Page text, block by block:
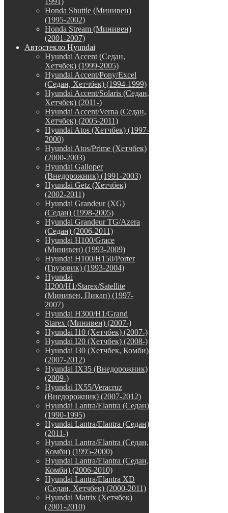
Honda Shuttle (Минивен)
(1995-2002)
Honda Stream (Минивен)
(2001-2007)
Автостекло Hyundai
Hyundai Accent (Седан,
Хетчбек) (1999-2005)
Hyundai Accent/Pony/Excel
(Седан, Хетчбек) (1994-1999)
Hyundai Accent/Solaris (Седан,
Хетчбек) (2011-)
Hyundai Accent/Verna (Седан,
Хетчбек) (2005-2011)
Hyundai Atos (Хетчбек) (1997-
2000)
Hyundai Atos/Prime (Хетчбек)
(2000-2003)
Hyundai Galloper
(Внедорожник) (1991-2003)
Hyundai Getz (Хетчбек)
(2002-2011)
Hyundai Grandeur (XG)
(Седан) (1998-2005)
Hyundai Grandeur TG/Azera
(Седан) (2006-2011)
Hyundai H100/Grace
(Минивен) (1993-2009)
Hyundai H100/H150/Porter
(Грузовик) (1993-2004)
Hyundai
H200/H1/Starex/Satellite
(Минивен, Пикап) (1997-
2007)
Hyundai H300/H1/Grand
Starex (Минивен) (2007-)
Hyundai I10 (Хетчбек) (2007-)
Hyundai I20 (Хетчбек) (2008-)
Hyundai I30 (Хетчбек, Комби)
(2007-2012)
Hyundai IX35 (Внедорожник)
(2009-)
Hyundai IX55/Veracruz
(Внедорожник) (2007-2012)
Hyundai Lantra/Elantra (Седан)
(1990-1995)
Hyundai Lantra/Elantra (Седан)
(2011-)
Hyundai Lantra/Elantra (Седан,
Комби) (1995-2000)
Hyundai Lantra/Elantra (Седан,
Комби) (2006-2010)
Hyundai Lantra/Elantra XD
(Седан, Хетчбек) (2000-2011)
Hyundai Matrix (Хетчбек)
(2001-2010)